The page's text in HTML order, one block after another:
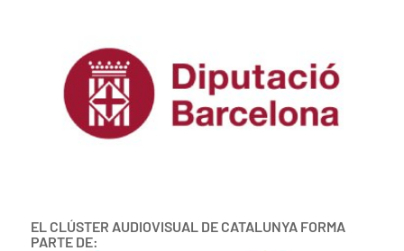
EL CLÚSTER AUDIOVISUAL DE CATALUNYA FORMA
PARTE DE: